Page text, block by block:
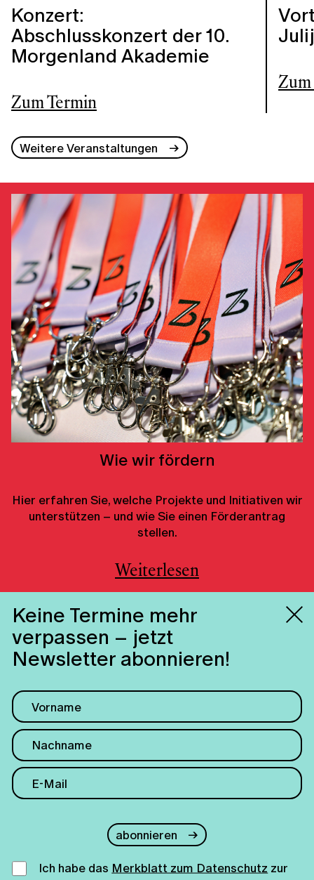
Konzert:
Abschlusskonzert der 10.
Morgenland Akademie
Zum Termin
Zum
Weitere Veranstaltungen
Wie wir fördern
Hier erfahren Sie, welche Projekte und Initiativen wir
unterstützen – und wie Sie einen Förderantrag
stellen.
Weiterlesen
Keine Termine mehr
verpassen – jetzt
Newsletter abonnieren!
abonnieren
Ich habe dasMerkblatt zum Datenschutz zur